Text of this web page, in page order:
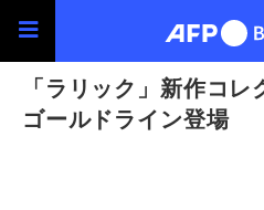
「ラリック」新作コ
ゴールドライン登場